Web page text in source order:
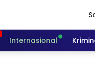
Internasional